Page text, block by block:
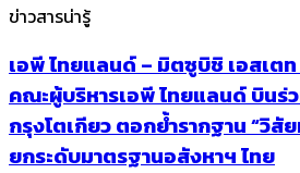
ข่าวสารน่ารู้
เอพี ไทยแลนด์ – มิตซูบิชิ เอสเต
คณะผู้บริหารเอพี ไทยแลนด์ บินร่
กรุงโตเกียว ตอกย้ำรากฐาน “วิ
ยกระดับมาตรฐานอสังหาฯ ไทย